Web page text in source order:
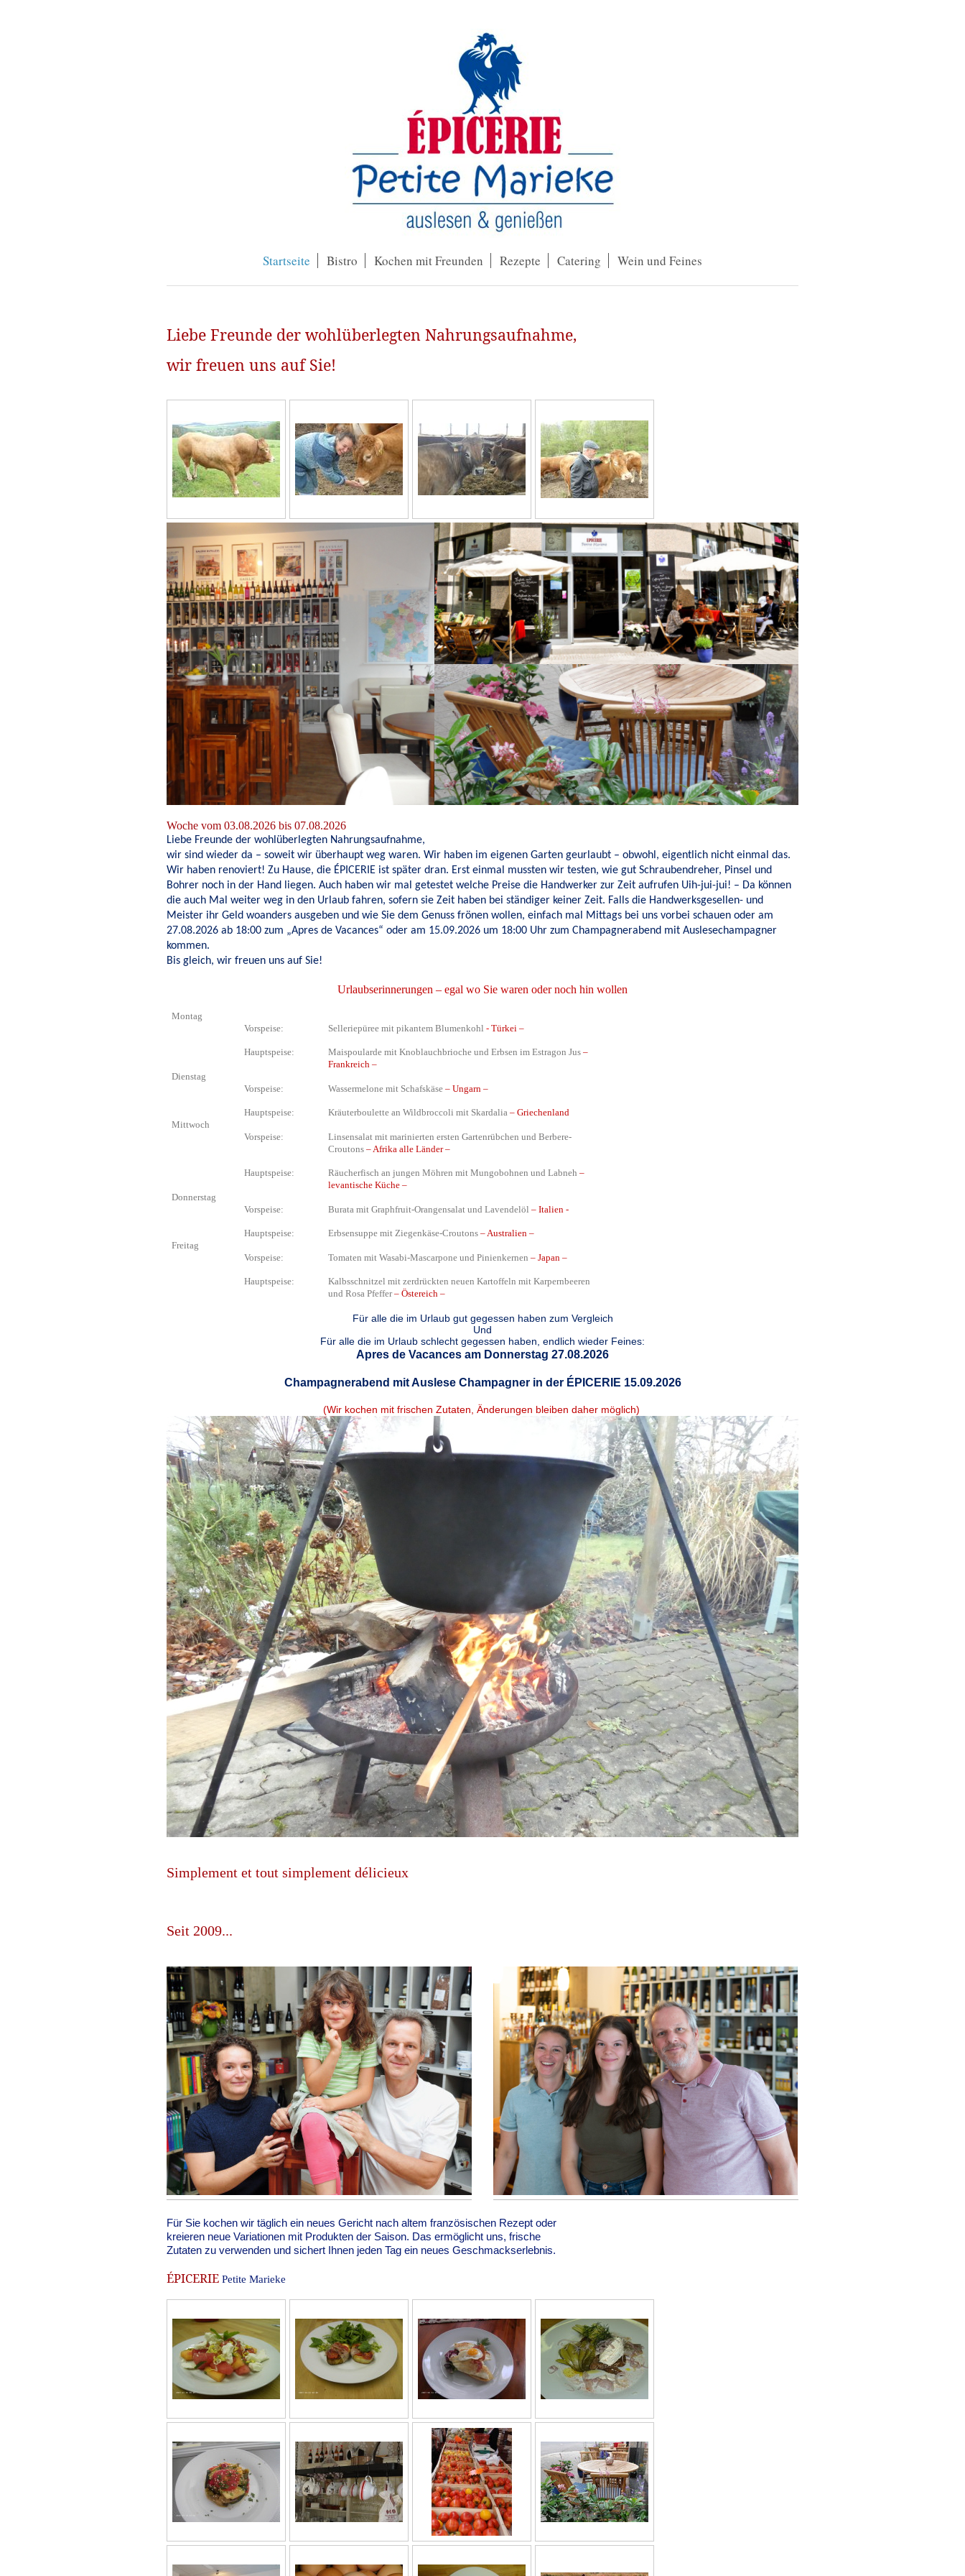
Startseite Bistro Kochen mit Freunden Rezepte Catering Wein und Feines
Liebe Freunde der wohlüberlegten Nahrungsaufnahme,
wir freuen uns auf Sie!
Woche vom 03.08.2026 bis 07.08.2026
Liebe Freunde der wohlüberlegten Nahrungsaufnahme,
wir sind wieder da – soweit wir überhaupt weg waren. Wir haben im eigenen Garten geurlaubt – obwohl, eigentlich nicht einmal das.
Wir haben renoviert! Zu Hause, die ÉPICERIE ist später dran. Erst einmal mussten wir testen, wie gut Schraubendreher, Pinsel und
Bohrer noch in der Hand liegen. Auch haben wir mal getestet welche Preise die Handwerker zur Zeit aufrufen Uih-jui-jui! – Da können
die auch Mal weiter weg in den Urlaub fahren, sofern sie Zeit haben bei ständiger keiner Zeit. Falls die Handwerksgesellen- und
Meister ihr Geld woanders ausgeben und wie Sie dem Genuss frönen wollen, einfach mal Mittags bei uns vorbei schauen oder am
27.08.2026 ab 18:00 zum „Apres de Vacances“ oder am 15.09.2026 um 18:00 Uhr zum Champagnerabend mit Auslesechampagner
kommen.
Bis gleich, wir freuen uns auf Sie!
Urlaubserinnerungen – egal wo Sie waren oder noch hin wollen
Montag
Vorspeise:
Selleriepüree mit pikantem Blumenkohl- Türkei –
Hauptspeise: Maispoularde mit Knoblauchbrioche und Erbsen im Estragon Jus–
Frankreich –
Dienstag
Vorspeise:
Wassermelone mit Schafskäse– Ungarn –
Hauptspeise: Kräuterboulette an Wildbroccoli mit Skardalia– Griechenland
Mittwoch
Vorspeise:
Linsensalat mit marinierten ersten Gartenrübchen und Berbere-
Croutons– Afrika alle Länder –
Hauptspeise: Räucherfisch an jungen Möhren mit Mungobohnen und Labneh–
levantische Küche –
Donnerstag
Vorspeise:
Burata mit Graphfruit-Orangensalat und Lavendelöl– Italien -
Hauptspeise: Erbsensuppe mit Ziegenkäse-Croutons– Australien –
Freitag
Vorspeise:
Tomaten mit Wasabi-Mascarpone und Pinienkernen– Japan –
Hauptspeise:
Kalbsschnitzel mit zerdrückten neuen Kartoffeln mit Karpernbeeren
und Rosa Pfeffer– Östereich –
Für alle die im Urlaub gut gegessen haben zum Vergleich
Und
Für alle die im Urlaub schlecht gegessen haben, endlich wieder Feines:
Apres de Vacances am Donnerstag 27.08.2026
Champagnerabend mit Auslese Champagner in der ÉPICERIE 15.09.2026
(Wir kochen mit frischen Zutaten, Änderungen bleiben daher möglich)
Simplement et tout simplement délicieux
Seit 2009...
Für Sie kochen wir täglich ein neues Gericht nach altem französischen Rezept oder
kreieren neue Variationen mit Produkten der Saison. Das ermöglicht uns, frische
Zutaten zu verwenden und sichert Ihnen jeden Tag ein neues Geschmackserlebnis.
ÉPICERIE Petite Marieke